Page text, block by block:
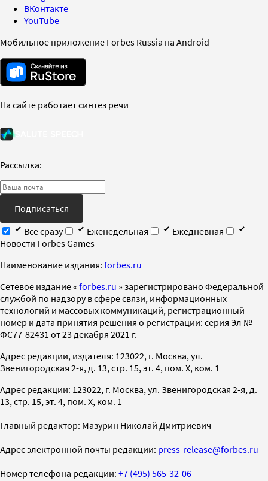
ВКонтакте
YouTube
Мобильное приложение Forbes Russia на Android
На сайте работает синтез речи
Рассылка:
Подписаться
Все сразу
Еженедельная
Ежедневная
Новости Forbes Games
Наименование издания: forbes.ru
Cетевое издание « forbes.ru » зарегистрировано Федеральной
службой по надзору в сфере связи, информационных
технологий и массовых коммуникаций, регистрационный
номер и дата принятия решения о регистрации: серия Эл №
ФС77-82431 от 23 декабря 2021 г.
Адрес редакции, издателя: 123022, г. Москва, ул.
Звенигородская 2-я, д. 13, стр. 15, эт. 4, пом. X, ком. 1
Адрес редакции: 123022, г. Москва, ул. Звенигородская 2-я, д.
13, стр. 15, эт. 4, пом. X, ком. 1
Главный редактор: Мазурин Николай Дмитриевич
Адрес электронной почты редакции: press-release@forbes.ru
Номер телефона редакции: +7 (495) 565-32-06